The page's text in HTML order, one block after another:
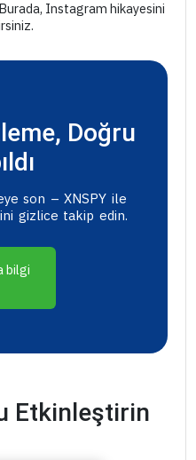
Instagram hikayesini
Doğru
son – XNSPY ile
gizlice takip edin.
bilgi
Etkinleştirin